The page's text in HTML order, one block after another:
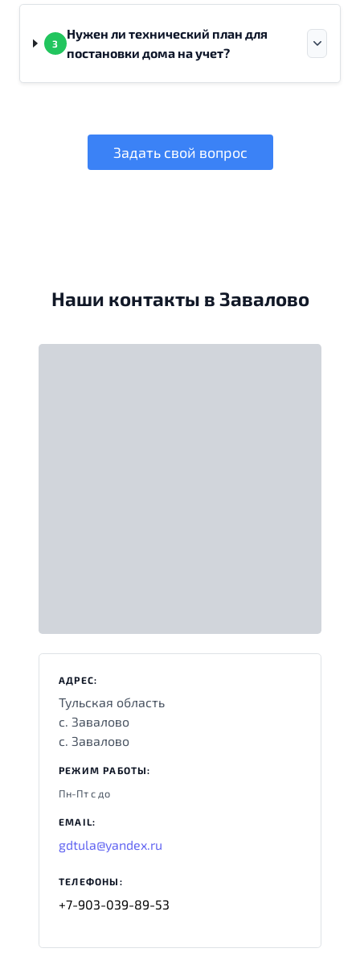
3
Нужен ли технический план для
постановки дома на учет?
Задать свой вопрос
Наши контакты в Завалово
АДРЕС:
Тульская область
с. Завалово
с. Завалово
РЕЖИМ РАБОТЫ:
Пн-Пт с до
EMAIL:
gdtula@yandex.ru
ТЕЛЕФОНЫ:
+7-903-039-89-53